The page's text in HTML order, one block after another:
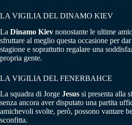
LA VIGILIA DEL DINAMO KIEV
La Dinamo Kiev nonostante le ultime
sfruttare al meglio questa occasione per
stagione e soprattutto regalare una
propria gente.
LA VIGILIA DEL FENERBAHCE
La squadra di Jorge Jesus si presenta alla
senza ancora aver disputato una partita
amichevoli svolte, però, possono vantare
sconfitta.